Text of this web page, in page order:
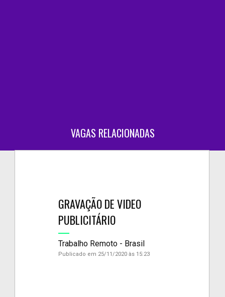
VAGAS RELACIONADAS
GRAVAÇÃO DE VIDEO
PUBLICITÁRIO
Trabalho Remoto - Brasil
Publicado em 25/11/2020 às 15:23